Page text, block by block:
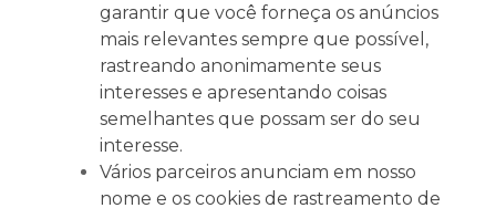
garantir que você forneça os anúncios
mais relevantes sempre que possível,
rastreando anonimamente seus
interesses e apresentando coisas
semelhantes que possam ser do seu
interesse.
Vários parceiros anunciam em nosso
nome e os cookies de rastreamento de